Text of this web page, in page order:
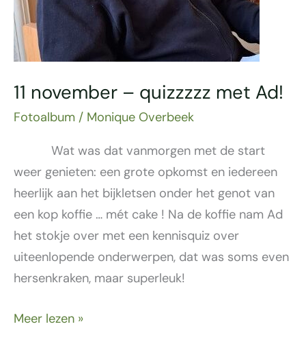
11 november – quizzzzz met Ad!
Fotoalbum / Monique Overbeek
Wat was dat vanmorgen met de start
weer genieten: een grote opkomst en iedereen
heerlijk aan het bijkletsen onder het genot van
een kop koffie … mét cake ! Na de koffie nam Ad
het stokje over met een kennisquiz over
uiteenlopende onderwerpen, dat was soms even
hersenkraken, maar superleuk!
Meer lezen »